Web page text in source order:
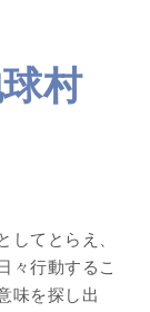
村
してとらえ、
々行動するこ
味を探し出